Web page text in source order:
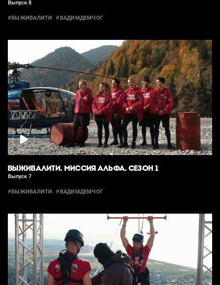
Выпуск 8
#ВЫЖИВАЛИТИ #ВАДИМДЕМЧОГ
ВЫЖИВАЛИТИ. МИССИЯ АЛЬФА. СЕЗОН 1
Выпуск 7
#ВЫЖИВАЛИТИ #ВАДИМДЕМЧОГ